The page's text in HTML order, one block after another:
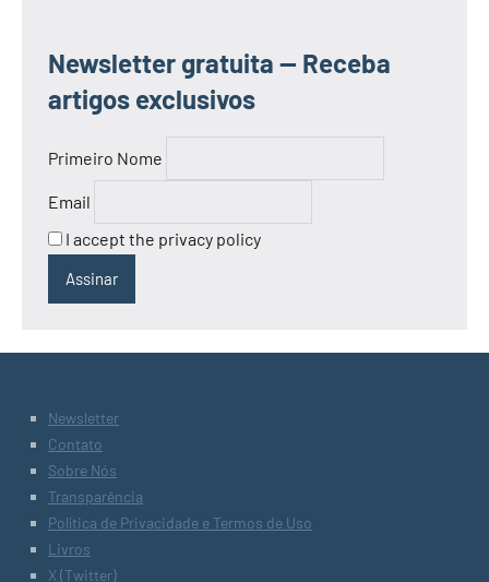
Newsletter gratuita — Receba
artigos exclusivos
Primeiro Nome
Email
I accept the privacy policy
Newsletter
Contato
Sobre Nós
Transparência
Política de Privacidade e Termos de Uso
Livros
X (Twitter)